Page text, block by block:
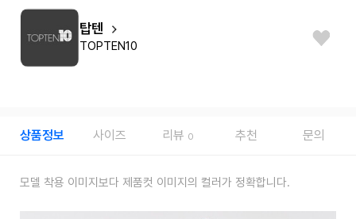
탑텐
TOPTEN10
상품정보 사이즈 리뷰 0 추천 문의
모델 착용 이미지보다 제품컷 이미지의 컬러가 정확합니다.